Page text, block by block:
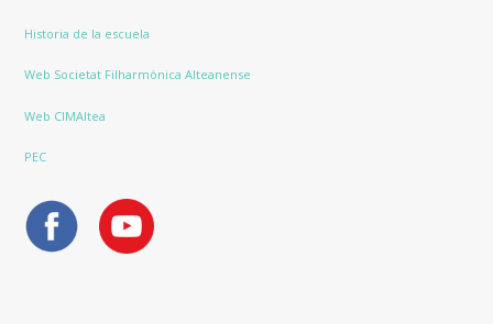
Historia de la escuela
Web Societat Filharmònica Alteanense
Web CIMAltea
PEC